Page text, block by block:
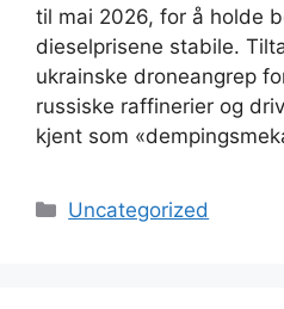
til mai 2026, for å holde
dieselprisene stabile.
ukrainske droneangrep
russiske raffinerier og
kjent som
Kategorier
Uncategorized